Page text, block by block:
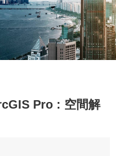
Pro : 空間解